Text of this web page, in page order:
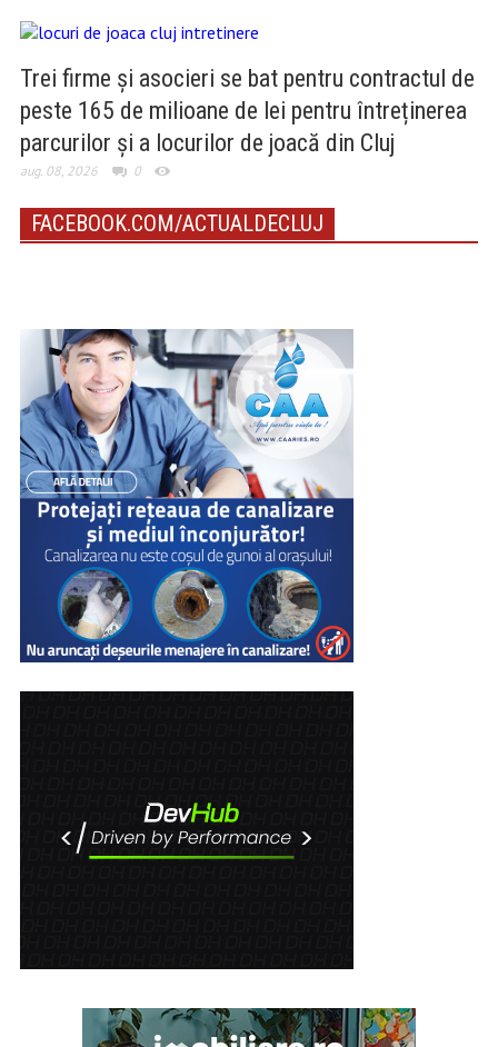
Trei firme și asocieri se bat pentru contractul de
peste 165 de milioane de lei pentru întreținerea
parcurilor și a locurilor de joacă din Cluj
aug. 08, 2026 0
FACEBOOK.COM/ACTUALDECLUJ